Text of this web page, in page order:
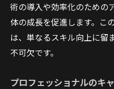
術の導入や効率化のための
体の成長を促進します。こ
は、単なるスキル向上に留
不可欠です。
プロフェッショナルのキ